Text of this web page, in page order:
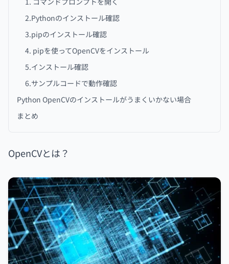
2.Pythonのインストール確認
3.pipのインストール確認
4. pipを使ってOpenCVをインストール
5.インストール確認
6.サンプルコードで動作確認
Python OpenCVのインストールがうまくいかない場合
まとめ
OpenCVとは？